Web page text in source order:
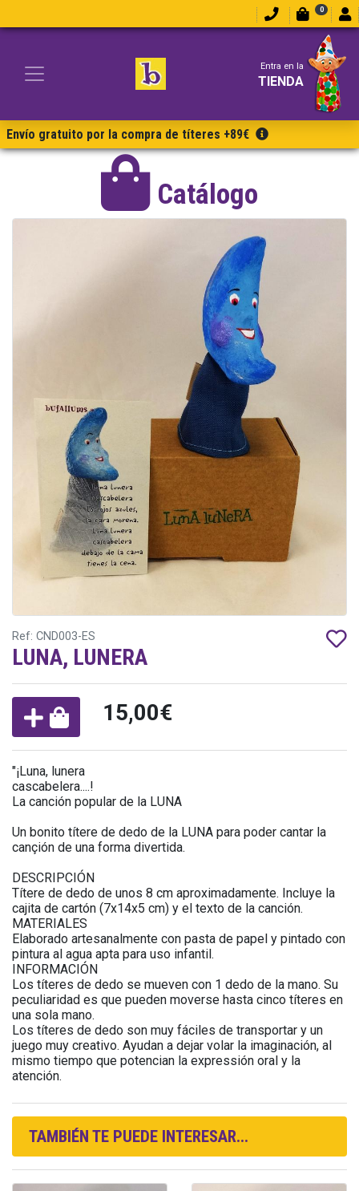
0
Entra en la
TIENDA
Envío gratuito por la compra de títeres +89€
Catálogo
Ref: CND003-ES
LUNA, LUNERA
15,00€
"¡Luna, lunera
cascabelera....!
La canción popular de la LUNA
Un bonito títere de dedo de la LUNA para poder cantar la
cançión de una forma divertida.
DESCRIPCIÓN
Títere de dedo de unos 8 cm aproximadamente. Incluye la
cajita de cartón (7x14x5 cm) y el texto de la canción.
MATERIALES
Elaborado artesanalmente con pasta de papel y pintado con
pintura al agua apta para uso infantil.
INFORMACIÓN
Los títeres de dedo se mueven con 1 dedo de la mano. Su
peculiaridad es que pueden moverse hasta cinco títeres en
una sola mano.
Los títeres de dedo son muy fáciles de transportar y un
juego muy creativo. Ayudan a dejar volar la imaginación, al
mismo tiempo que potencian la expressión oral y la
atención.
TAMBIÉN TE PUEDE INTERESAR...